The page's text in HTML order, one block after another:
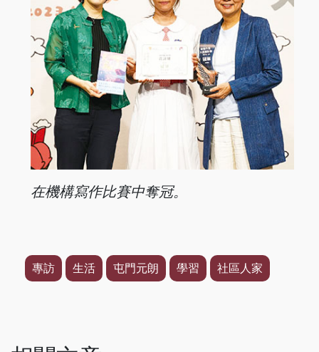
在機構寫作比賽中奪冠。
專訪 生活 屯門元朗 學習 社區人家